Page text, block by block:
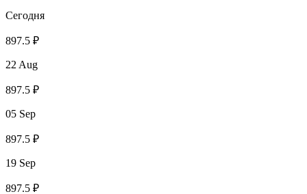
Сегодня
897.5 ₽
22 Aug
897.5 ₽
05 Sep
897.5 ₽
19 Sep
897.5 ₽